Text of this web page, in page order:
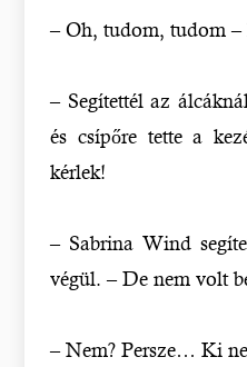
– Oh, tudom, tudom –
– Segítettél az
és csípőre tette a
kérlek!
– Sabrina Wind
végül. – De nem volt
– Nem? Persze… Ki